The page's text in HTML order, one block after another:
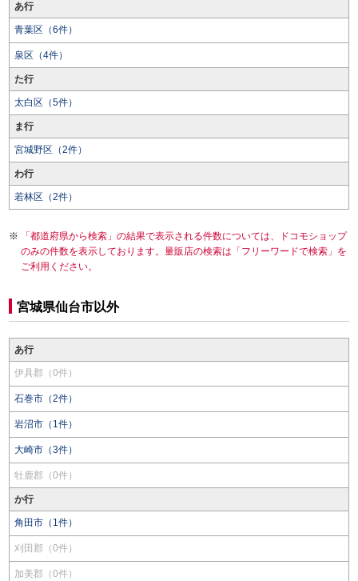
あ行
青葉区（6件）
泉区（4件）
た行
太白区（5件）
ま行
宮城野区（2件）
わ行
若林区（2件）
「都道府県から検索」の結果で表示される件数については、ドコモショップ
のみの件数を表示しております。量販店の検索は「フリーワードで検索」を
ご利用ください。
宮城県仙台市以外
あ行
伊具郡（0件）
石巻市（2件）
岩沼市（1件）
大崎市（3件）
牡鹿郡（0件）
か行
角田市（1件）
刈田郡（0件）
加美郡（0件）